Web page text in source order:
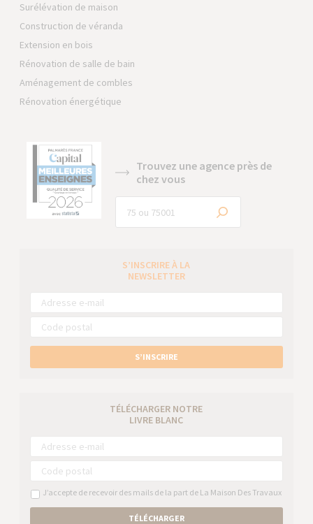
Surélévation de maison
Construction de véranda
Extension en bois
Rénovation de salle de bain
Aménagement de combles
Rénovation énergétique
Trouvez une agence près de
chez vous
S’INSCRIRE À LA
NEWSLETTER
S’INSCRIRE
TÉLÉCHARGER NOTRE
LIVRE BLANC
J’accepte de recevoir des mails de la part de La Maison Des Travaux
TÉLÉCHARGER